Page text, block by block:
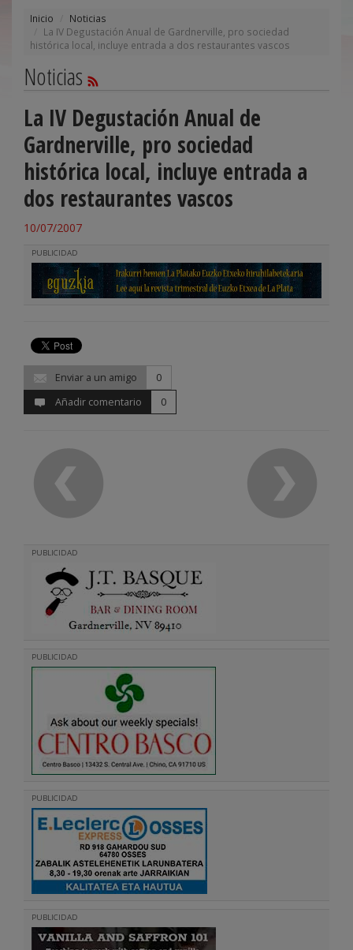
Inicio
Noticias
La IV Degustación Anual de Gardnerville, pro sociedad
histórica local, incluye entrada a dos restaurantes vascos
Noticias
La IV Degustación Anual de
Gardnerville, pro sociedad
histórica local, incluye entrada a
dos restaurantes vascos
10/07/2007
PUBLICIDAD
Enviar a un amigo
0
Añadir comentario
0
PUBLICIDAD
PUBLICIDAD
PUBLICIDAD
PUBLICIDAD